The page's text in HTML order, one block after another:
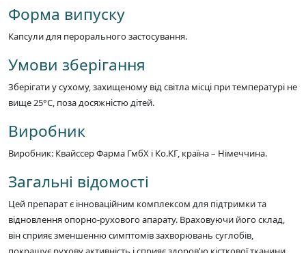
Форма випуску
Капсули для перорального застосування.
Умови зберігання
Зберігати у сухому, захищеному від світла місці при температурі не
вище 25°C, поза досяжністю дітей.
Виробник
Виробник: Квайссер Фарма ГмбХ і Ко.КГ, країна – Німеччина.
Загальні відомості
Цей препарат є інноваційним комплексом для підтримки та
відновлення опорно-рухового апарату. Враховуючи його склад,
він сприяє зменшенню симптомів захворювань суглобів,